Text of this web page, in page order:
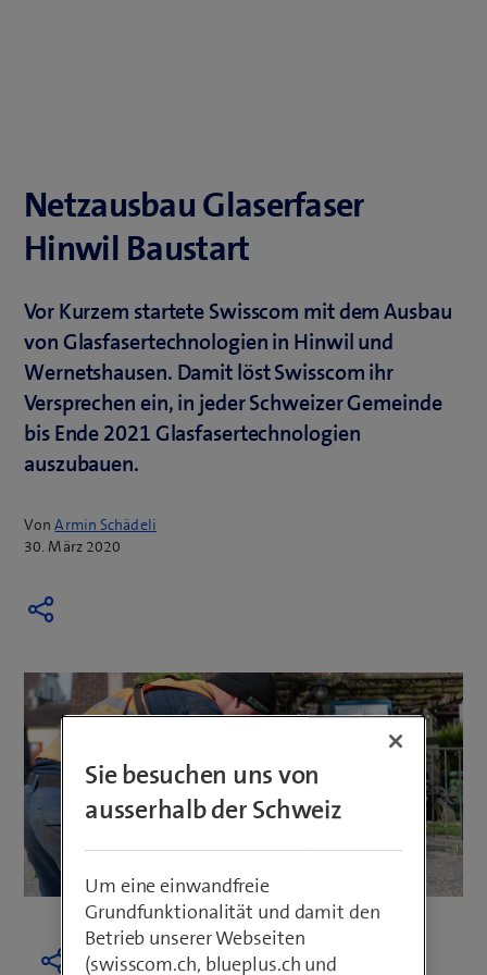
Netzausbau Glaserfaser
Hinwil Baustart
Vor Kurzem startete Swisscom mit dem Ausbau
von Glasfasertechnologien in Hinwil und
Wernetshausen. Damit löst Swisscom ihr
Versprechen ein, in jeder Schweizer Gemeinde
bis Ende 2021 Glasfasertechnologien
auszubauen.
VonArmin Schädeli
30. März 2020
Sie besuchen uns von
ausserhalb der Schweiz
Um eine einwandfreie
Grundfunktionalität und damit den
Betrieb unserer Webseiten
(swisscom.ch, blueplus.ch und